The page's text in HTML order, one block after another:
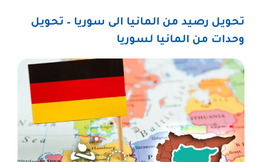
تحويل رصيد من المانيا الى سوريا – تحويل
وحدات من المانيا لسوريا